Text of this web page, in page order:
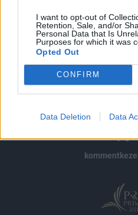
I want to opt-out of
Retention, Sale, and/or
Personal Data that Is
Purposes for which it was
Opted Out
CONFIRM
Data Deletion Data
impresszum
jogi
adatvédelem
szerzői jogok